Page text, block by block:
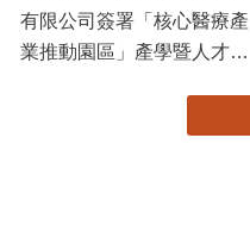
115-07-31
國立陽明交通大學(下稱陽
明交大)7月31日在苗栗縣政